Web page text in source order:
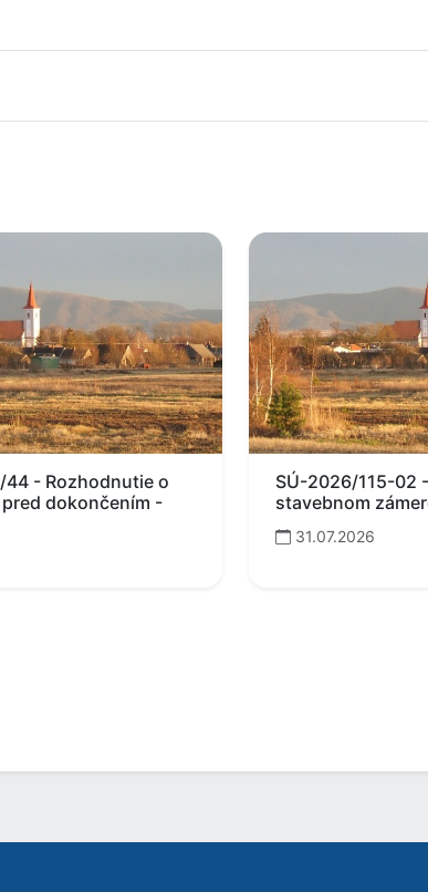
- Rozhodnutie o
dokončením -
SÚ-2026/115-02
stavebnom
31.07.2026